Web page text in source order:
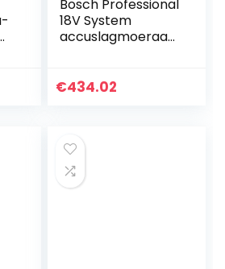
Bosch Professional
18V System
accuslagmoeraan
(aanhaalmoment:
ProCORE18V 4.0x
snellader in L-
BOXX 136)
€434.02